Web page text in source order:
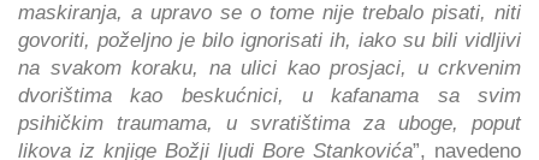
maskiranja, a upravo se o tome nije trebalo pisati, niti
govoriti, poželjno je bilo ignorisati ih, iako su bili vidljivi
na svakom koraku, na ulici kao prosjaci, u crkvenim
dvorištima kao beskućnici, u kafanama sa svim
psihičkim traumama, u svratištima za uboge, poput
likova iz knjige Božji ljudi Bore Stankovića”, navedeno